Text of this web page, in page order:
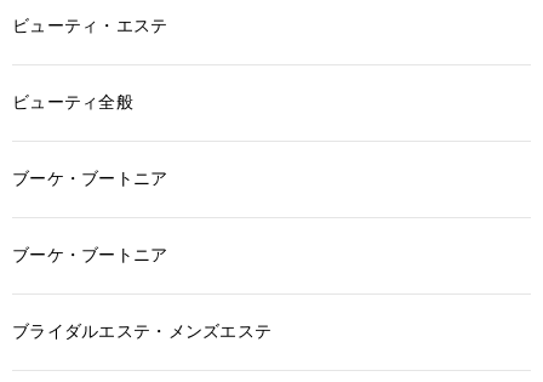
ビューティ・エステ
ビューティ全般
ブーケ・ブートニア
ブーケ・ブートニア
ブライダルエステ・メンズエステ